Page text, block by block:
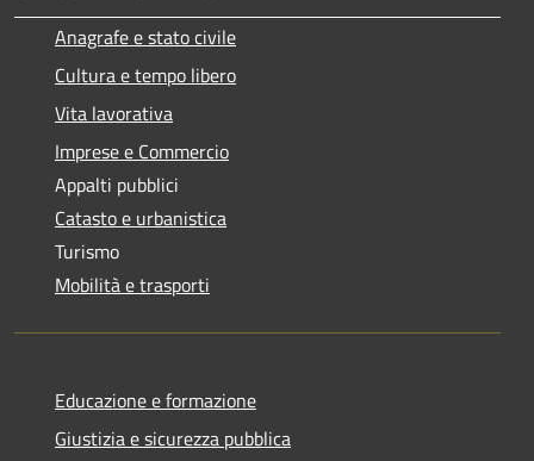
Anagrafe e stato civile
Cultura e tempo libero
Vita lavorativa
Imprese e Commercio
Appalti pubblici
Catasto e urbanistica
Turismo
Mobilità e trasporti
Educazione e formazione
Giustizia e sicurezza pubblica